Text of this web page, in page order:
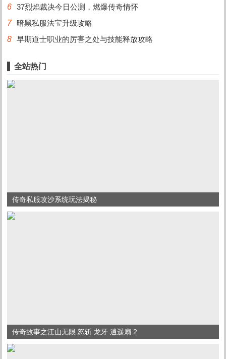
6
37烈焰裁决今日公测，燃爆传奇情怀
7 暗黑私服法宝升级攻略
8
早期道士职业的厉害之处与技能释放攻略
全站热门
传奇私服攻沙系统玩法揭秘
传奇故事之江山无限 怒斩 龙牙 逍遥扇 2